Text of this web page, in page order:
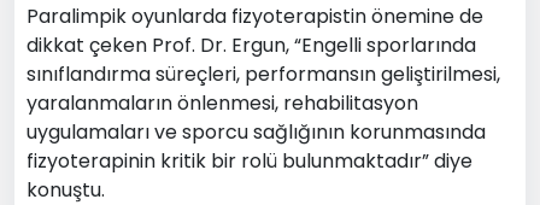
Paralimpik oyunlarda fizyoterapistin önemine de
dikkat çeken Prof. Dr. Ergun, “Engelli sporlarında
sınıflandırma süreçleri, performansın geliştirilmesi,
yaralanmaların önlenmesi, rehabilitasyon
uygulamaları ve sporcu sağlığının korunmasında
fizyoterapinin kritik bir rolü bulunmaktadır” diye
konuştu.